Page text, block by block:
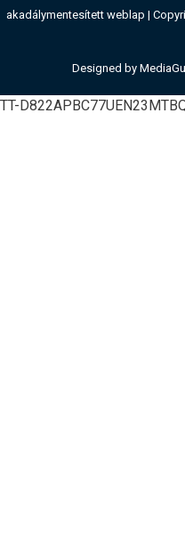
akadálymentesített weblap |
Designed by
TT-